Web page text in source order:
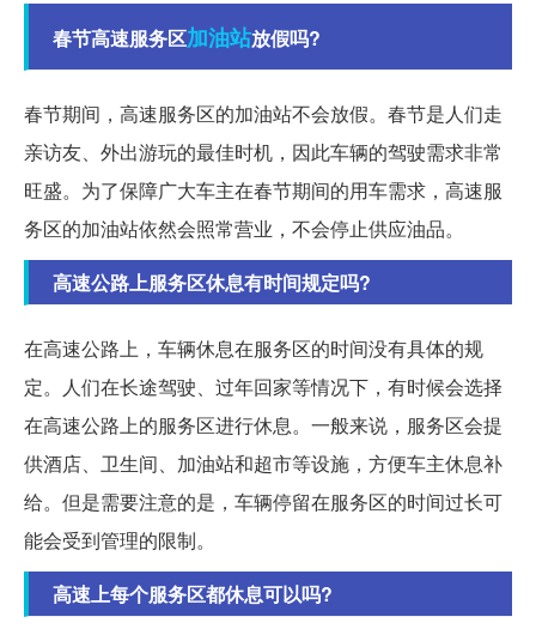
春节高速服务区加油站放假吗?
春节期间，高速服务区的加油站不会放假。春节是人们走
亲访友、外出游玩的最佳时机，因此车辆的驾驶需求非常
旺盛。为了保障广大车主在春节期间的用车需求，高速服
务区的加油站依然会照常营业，不会停止供应油品。
高速公路上服务区休息有时间规定吗?
在高速公路上，车辆休息在服务区的时间没有具体的规
定。人们在长途驾驶、过年回家等情况下，有时候会选择
在高速公路上的服务区进行休息。一般来说，服务区会提
供酒店、卫生间、加油站和超市等设施，方便车主休息补
给。但是需要注意的是，车辆停留在服务区的时间过长可
能会受到管理的限制。
高速上每个服务区都休息可以吗?